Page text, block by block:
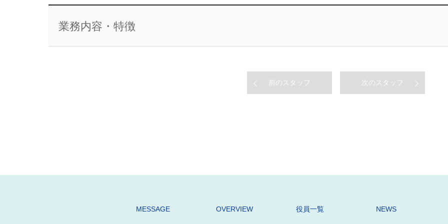
業務内容・特徴
前のスタッフ 次のスタッフ
MESSAGE OVERVIEW 役員一覧 NEWS